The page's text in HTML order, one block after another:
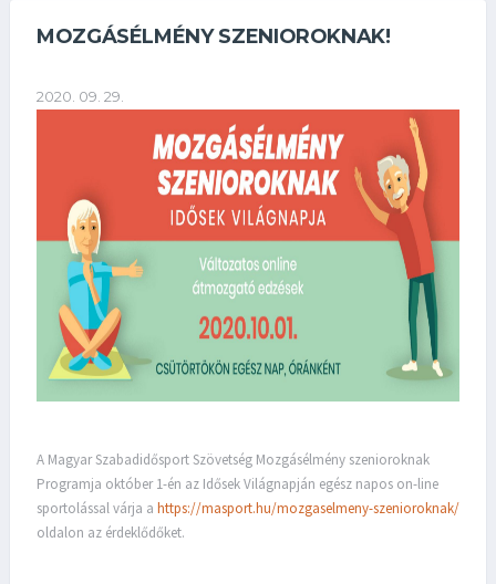
MOZGÁSÉLMÉNY SZENIOROKNAK!
2020. 09. 29.
A Magyar Szabadidősport Szövetség Mozgásélmény szenioroknak
Programja október 1-én az Idősek Világnapján egész napos on-line
sportolással várja a https://masport.hu/mozgaselmeny-szenioroknak/
oldalon az érdeklődőket.